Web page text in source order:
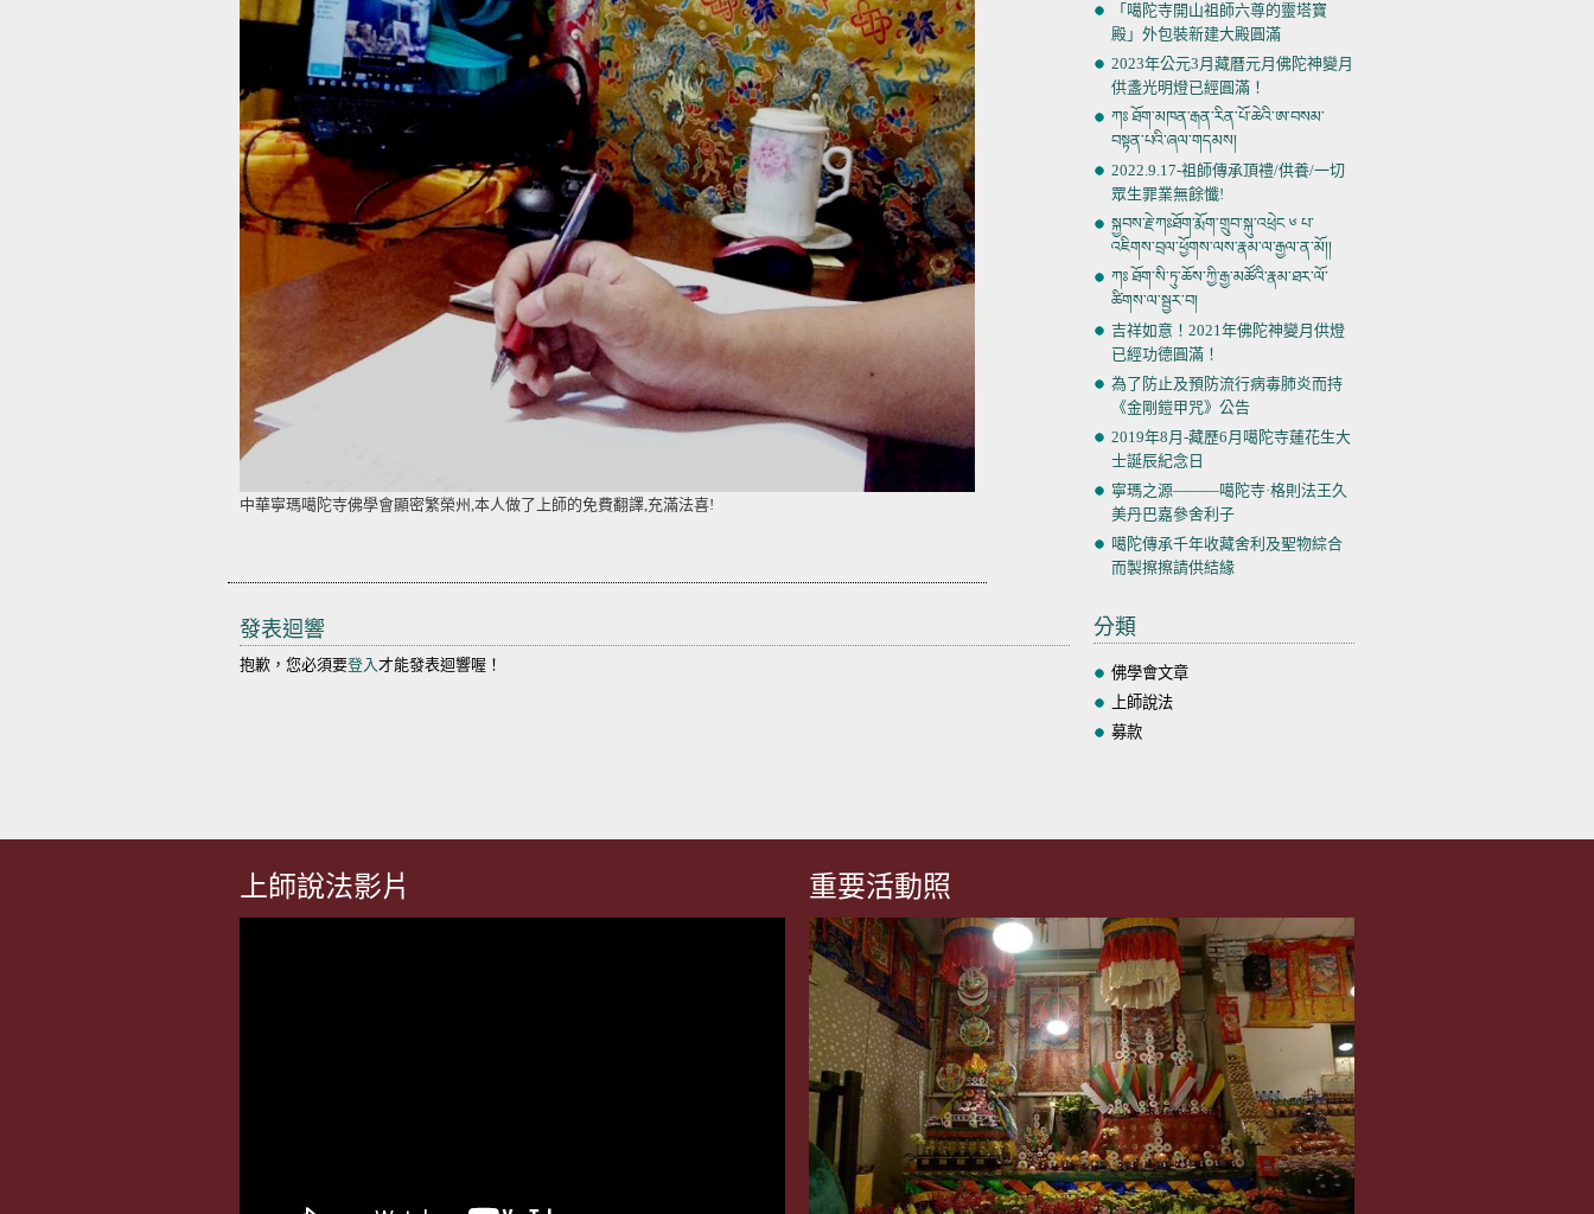
中華寧瑪噶陀寺佛學會顯密繁榮州,本人做了上師的免費翻譯,充滿法喜!
發表迴響
抱歉，您必須要登入才能發表迴響喔！
「噶陀寺開山祖師六尊的靈塔寶
殿」外包裝新建大殿圓滿
2023年公元3月藏曆元月佛陀神變月
供盞光明燈已經圓滿！
ཀཿ ཐོག་མཁན་རྒན་རིན་པོ་ཆེའི་ཨ་བསམ་
བསྟན་པའི་ཞལ་གདམས།
2022.9.17-祖師傳承頂禮/供養/一切
眾生罪業無餘懺!
སྐྱབས་རྗེ་ཀཿཐོག་རྨོག་གྲུབ་སྐུ་འཕྲེང ༦ པ་
འཇིགས་བྲལ་ཕྱོགས་ལས་རྣམ་ལ་རྒྱལ་ན་མོ།།
ཀཿ ཐོག་སི་ཏུ་ཆོས་ཀྱི་རྒྱ་མཚོའི་རྣམ་ཐར་ལོ་
ཚིགས་ལ་སྦྱར་བ།
吉祥如意！2021年佛陀神變月供燈
已經功德圓滿！
為了防止及預防流行病毒肺炎而持
《金剛鎧甲咒》公告
2019年8月-藏歷6月噶陀寺蓮花生大
士誕辰紀念日
寧瑪之源———噶陀寺·格則法王久
美丹巴嘉參舍利子
噶陀傳承千年收藏舍利及聖物綜合
而製擦擦請供結緣
分類
佛學會文章
上師說法
募款
上師說法影片 重要活動照